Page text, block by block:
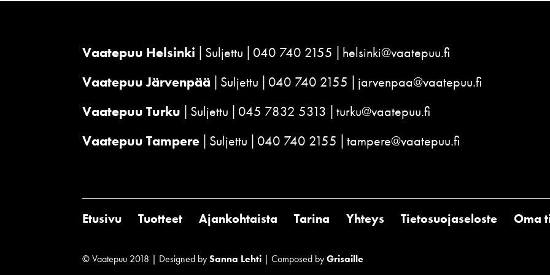
Vaatepuu Helsinki Suljettu 040 740 2155
helsinki@vaatepuu.fi
Vaatepuu Järvenpää
Suljettu 040 740 2155
jarvenpaa@vaatepuu.fi
Vaatepuu Turku
Suljettu 045 7832 5313
turku@vaatepuu.fi
Vaatepuu Tampere Suljettu 040 740 2155 tampere@vaatepuu.fi
Etusivu Tuotteet Ajankohtaista Tarina Yhteys Tietosuojaseloste Oma
© Vaatepuu 2018 | Designed bySanna Lehti | Composed byGrisaille